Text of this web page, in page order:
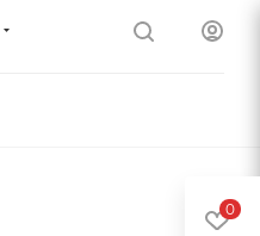
0